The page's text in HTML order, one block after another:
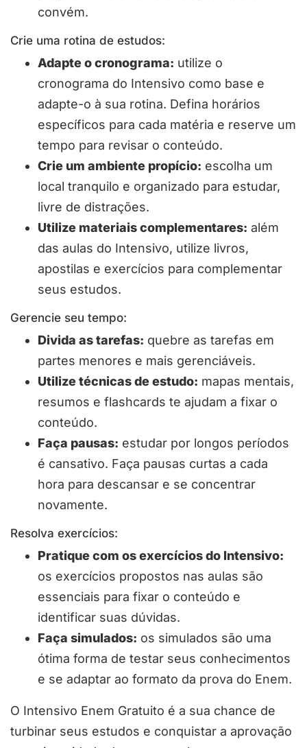
convém.
Crie uma rotina de estudos:
Adapte o cronograma: utilize o
cronograma do Intensivo como base e
adapte-o à sua rotina. Defina horários
específicos para cada matéria e reserve um
tempo para revisar o conteúdo.
Crie um ambiente propício: escolha um
local tranquilo e organizado para estudar,
livre de distrações.
Utilize materiais complementares: além
das aulas do Intensivo, utilize livros,
apostilas e exercícios para complementar
seus estudos.
Gerencie seu tempo:
Divida as tarefas: quebre as tarefas em
partes menores e mais gerenciáveis.
Utilize técnicas de estudo: mapas mentais,
resumos e flashcards te ajudam a fixar o
conteúdo.
Faça pausas: estudar por longos períodos
é cansativo. Faça pausas curtas a cada
hora para descansar e se concentrar
novamente.
Resolva exercícios:
Pratique com os exercícios do Intensivo:
os exercícios propostos nas aulas são
essenciais para fixar o conteúdo e
identificar suas dúvidas.
Faça simulados: os simulados são uma
ótima forma de testar seus conhecimentos
e se adaptar ao formato da prova do Enem.
O Intensivo Enem Gratuito é a sua chance de
turbinar seus estudos e conquistar a aprovação